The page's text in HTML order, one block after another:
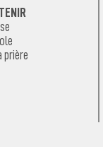
prière